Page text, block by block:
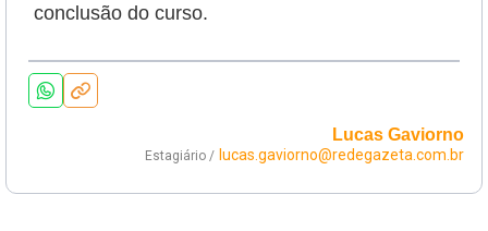
conclusão do curso.
Lucas Gaviorno
Estagiário / lucas.gaviorno@redegazeta.com.br